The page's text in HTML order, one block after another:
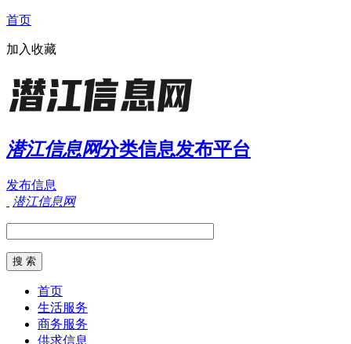
首页
加入收藏
潜江信息网分类信息发布平台
发布信息
潜江信息网
首页
生活服务
商务服务
供求信息